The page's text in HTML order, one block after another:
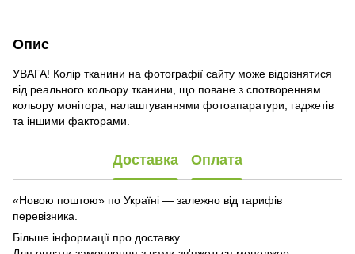
Опис
УВАГА! Колір тканини на фотографії сайту може відрізнятися
від реального кольору тканини, що поване з спотворенням
кольору монітора, налаштуваннями фотоапаратури, гаджетів
та іншими факторами.
Доставка Оплата
«Новою поштою» по Україні — залежно від тарифів
перевізника.
Більше інформації про доставку